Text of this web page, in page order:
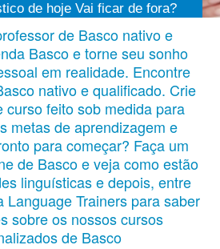
de hoje Vai ficar de fora?
de Basco nativo e
Basco e torne seu sonho
em realidade. Encontre
nativo e qualificado. Crie
curso feito sob medida para
metas de aprendizagem e
para começar? Faça um
de Basco e veja como estão
linguísticas e depois, entre
Language Trainers para saber
sobre os nossos cursos
de Basco